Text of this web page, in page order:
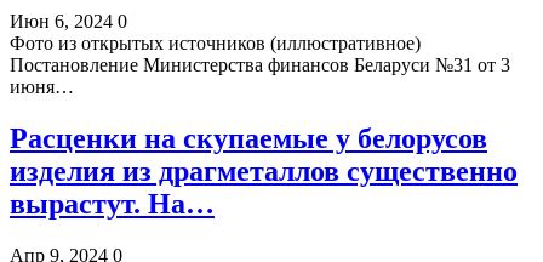
Июн 6, 2024 0
Фото из открытых источников (иллюстративное)
Постановление Министерства финансов Беларуси №31 от 3
июня…
Расценки на скупаемые у белорусов
изделия из драгметаллов существенно
вырастут. На…
Апр 9, 2024 0